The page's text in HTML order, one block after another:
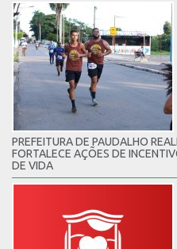
PREFEITURA DE PAUDALHO
FORTALECE AÇÕES DE
DE VIDA